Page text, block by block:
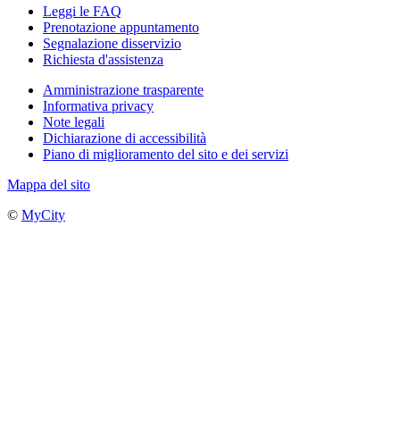
Leggi le FAQ
Prenotazione appuntamento
Segnalazione disservizio
Richiesta d'assistenza
Amministrazione trasparente
Informativa privacy
Note legali
Dichiarazione di accessibilità
Piano di miglioramento del sito e dei servizi
Mappa del sito
© MyCity